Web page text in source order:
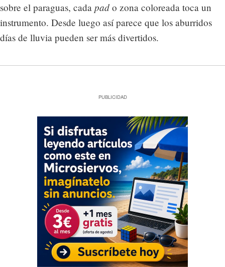
sobre el paraguas, cada pad o zona coloreada toca un
instrumento. Desde luego así parece que los aburridos
días de lluvia pueden ser más divertidos.
PUBLICIDAD